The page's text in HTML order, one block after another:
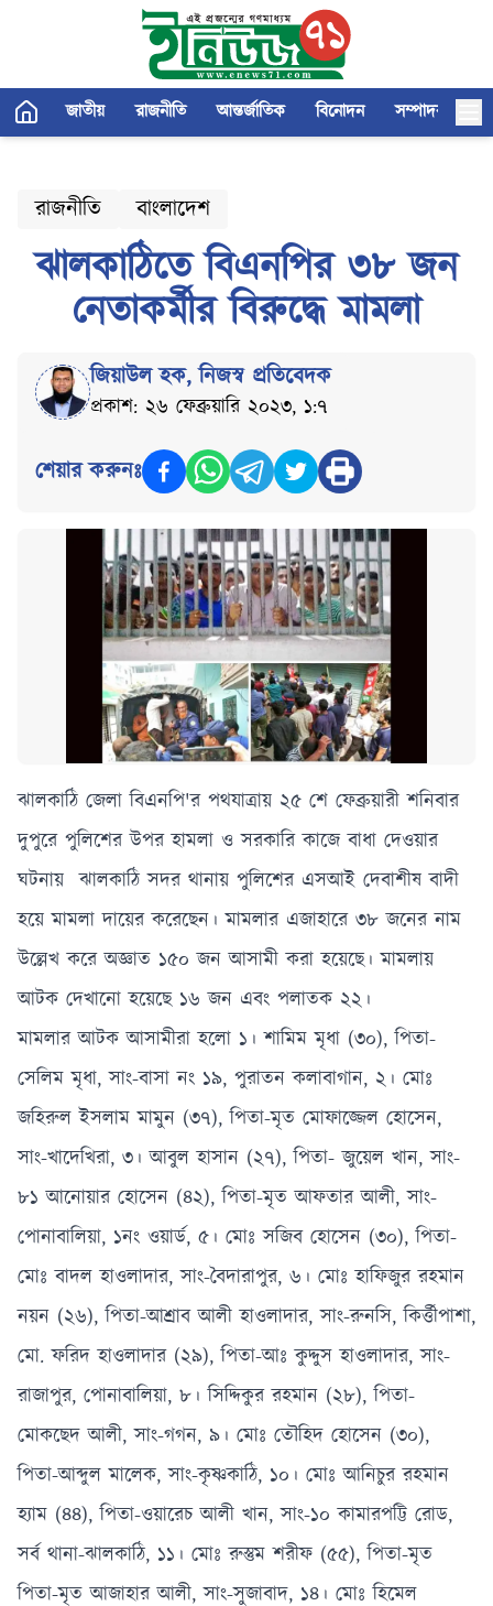
জাতীয় রাজনীতি আন্তর্জাতিক বিনোদন সম্পাদকীয়
রাজনীতি বাংলাদেশ
ঝালকাঠিতে বিএনপির ৩৮ জন
নেতাকর্মীর বিরুদ্ধে মামলা
জিয়াউল হক,নিজস্ব প্রতিবেদক
প্রকাশ: ২৬ ফেব্রুয়ারি ২০২৩, ১:৭
শেয়ার করুনঃ
ঝালকাঠি জেলা বিএনপি'র পথযাত্রায় ২৫ শে ফেব্রুয়ারী শনিবার
দুপুরে পুলিশের উপর হামলা ও সরকারি কাজে বাধা দেওয়ার
ঘটনায় ঝালকাঠি সদর থানায় পুলিশের এসআই দেবাশীষ বাদী
হয়ে মামলা দায়ের করেছেন। মামলার এজাহারে ৩৮ জনের নাম
উল্লেখ করে অজ্ঞাত ১৫০ জন আসামী করা হয়েছে। মামলায়
আটক দেখানো হয়েছে ১৬ জন এবং পলাতক ২২।
মামলার আটক আসামীরা হলো ১। শামিম মৃধা (৩০), পিতা-
সেলিম মৃধা, সাং-বাসা নং ১৯, পুরাতন কলাবাগান, ২। মোঃ
জহিরুল ইসলাম মামুন (৩৭), পিতা-মৃত মোফাজ্জেল হোসেন,
সাং-খাদেখিরা, ৩। আবুল হাসান (২৭), পিতা- জুয়েল খান, সাং-
৮১ আনোয়ার হোসেন (৪২), পিতা-মৃত আফতার আলী, সাং-
পোনাবালিয়া, ১নং ওয়ার্ড, ৫। মোঃ সজিব হোসেন (৩০), পিতা-
মোঃ বাদল হাওলাদার, সাং-বৈদারাপুর, ৬। মোঃ হাফিজুর রহমান
নয়ন (২৬), পিতা-আশ্রাব আলী হাওলাদার, সাং-রুনসি, কির্ত্তীপাশা,
মো. ফরিদ হাওলাদার (২৯), পিতা-আঃ কুদ্দুস হাওলাদার, সাং-
রাজাপুর, পোনাবালিয়া, ৮। সিদ্দিকুর রহমান (২৮), পিতা-
মোকছেদ আলী, সাং-গগন, ৯। মোঃ তৌহিদ হোসেন (৩০),
পিতা-আব্দুল মালেক, সাং-কৃষ্ণকাঠি, ১০। মোঃ আনিচুর রহমান
হ্যাম (৪৪), পিতা-ওয়ারেচ আলী খান, সাং-১০ কামারপট্টি রোড,
সর্ব থানা-ঝালকাঠি, ১১। মোঃ রুস্তুম শরীফ (৫৫), পিতা-মৃত
পিতা-মৃত আজাহার আলী, সাং-সুজাবাদ, ১৪। মোঃ হিমেল